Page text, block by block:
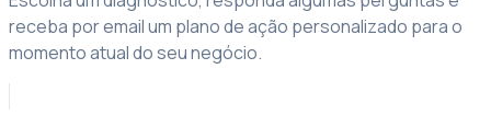
receba por email um plano de ação personalizado para o
momento atual do seu negócio.